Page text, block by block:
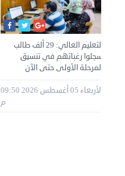
التعليم العالي: 29 ألف طالب
سجلوا رغباتهم في تنسيق
المرحلة الأولى حتى الآن
الأربعاء 05 أغسطس 2026 09:50
م